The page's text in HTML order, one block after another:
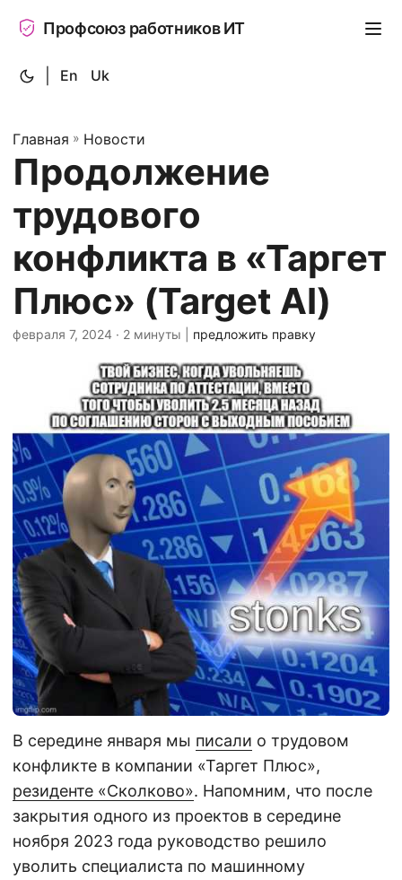
Профсоюз работников ИТ
En Uk
Главная » Новости
Продолжение
трудового
конфликта в «Таргет
Плюс» (Target AI)
февраля 7, 2024 · 2 минуты | предложить правку
В середине января мы писали о трудовом
конфликте в компании «Таргет Плюс»,
резиденте «Сколково». Напомним, что после
закрытия одного из проектов в середине
ноября 2023 года руководство решило
уволить специалиста по машинному